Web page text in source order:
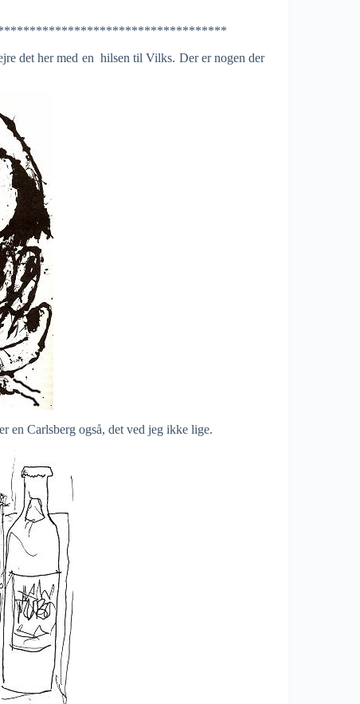
det her med en hilsen til Vilks. Der er nogen der
en Carlsberg også, det ved jeg ikke lige.